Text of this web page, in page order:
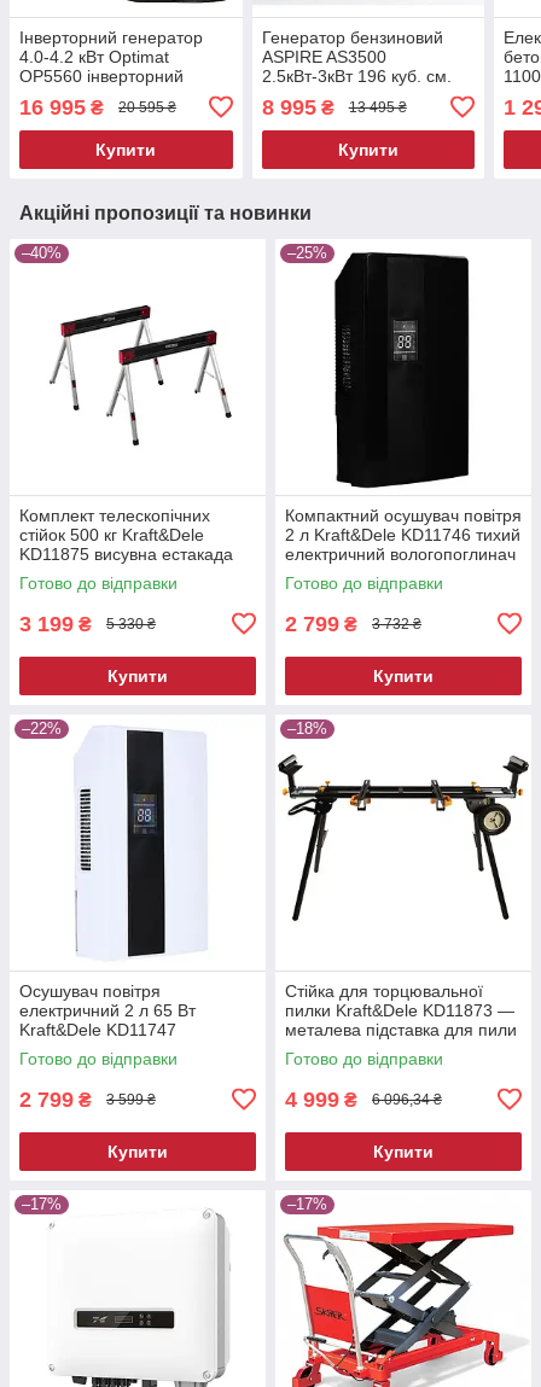
Інверторний генератор
4.0-4.2 кВт Optimat
OP5560 інверторний
бензогенератор для дому
16 995 ₴ 20 595 ₴
Купити
Генератор бензиновий
ASPIRE AS3500
2.5кВт-3кВт 196 куб. см.
генератор бензиновий для
дачі
8 995₴ 13 495 ₴
Купити
для
1
Акційні пропозиції та новинки
–40%
Комплект телескопічних
стійок 500 кг Kraft&Dele
KD11875 висувна естакада
Готово до відправки
3 199 ₴ 5 330 ₴
Купити
–25%
Компактний осушувач повітря
2 л Kraft&Dele KD11746 тихий
електричний вологопоглинач
Готово до відправки
2 799 ₴ 3 732 ₴
Купити
–22%
Осушувач повітря
електричний 2 л 65 Вт
Kraft&Dele KD11747
побутовий вологопоглинач
Готово до відправки
2 799 ₴ 3 599 ₴
Купити
–18%
Стійка для торцювальної
пилки Kraft&Dele KD11873 —
металева підставка для пили
Готово до відправки
4 999 ₴ 6 096,34 ₴
Купити
–17% –17%